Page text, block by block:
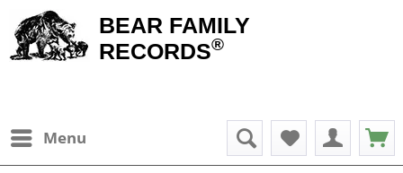
BEAR FAMILY
RECORDS®
Menu